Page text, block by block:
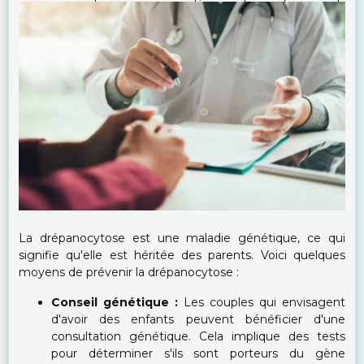
vaccinations recommandées par les professionnels
de la santé pour prévenir les maladies infectieuses.
Consultations génétiques :Pour les personnes
atteintes de drépanocytose qui envisagent d'avoir
des enfants, les consultations génétiques peuvent
aider à comprendre les risques de transmission de
la maladie à la progéniture et à explorer des options
éventuelles.
La drépanocytose est une maladie génétique, ce qui
signifie qu'elle est héritée des parents. Voici quelques
moyens de prévenir la drépanocytose :
Conseil génétique : Les couples qui envisagent
d'avoir des enfants peuvent bénéficier d'une
consultation génétique. Cela implique des tests
pour déterminer s'ils sont porteurs du gène